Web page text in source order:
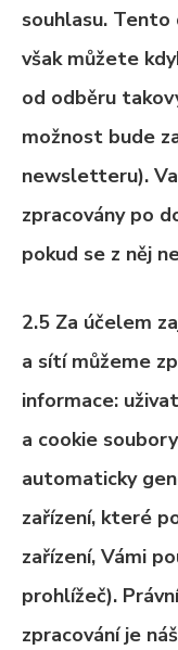
souhlasu. Tento
však můžete
od odběru
možnost bude
newsletteru).
zpracovány po
pokud se z něj
2.5 Za účelem
a sítí můžeme
informace:
a cookie
automaticky
zařízení, které
zařízení, Vámi
prohlížeč).
zpracování je